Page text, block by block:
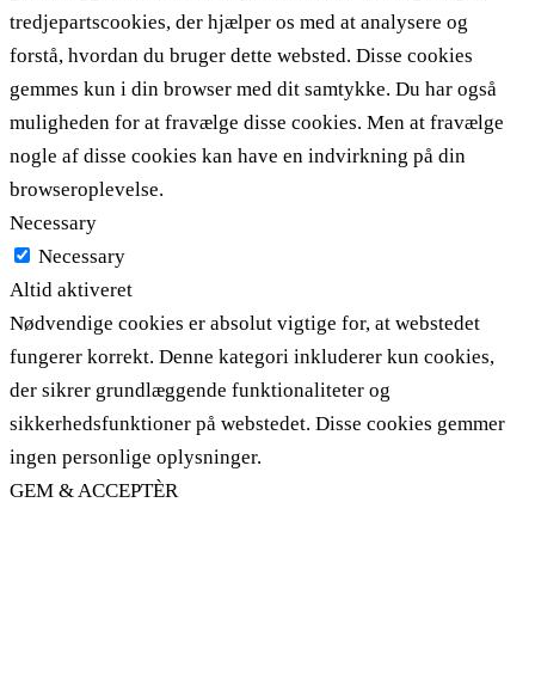
tredjepartscookies, der hjælper os med at analysere og
forstå, hvordan du bruger dette websted. Disse cookies
gemmes kun i din browser med dit samtykke. Du har også
muligheden for at fravælge disse cookies. Men at fravælge
nogle af disse cookies kan have en indvirkning på din
browseroplevelse.
Necessary
Necessary
Altid aktiveret
Nødvendige cookies er absolut vigtige for, at webstedet
fungerer korrekt. Denne kategori inkluderer kun cookies,
der sikrer grundlæggende funktionaliteter og
sikkerhedsfunktioner på webstedet. Disse cookies gemmer
ingen personlige oplysninger.
GEM & ACCEPTÈR